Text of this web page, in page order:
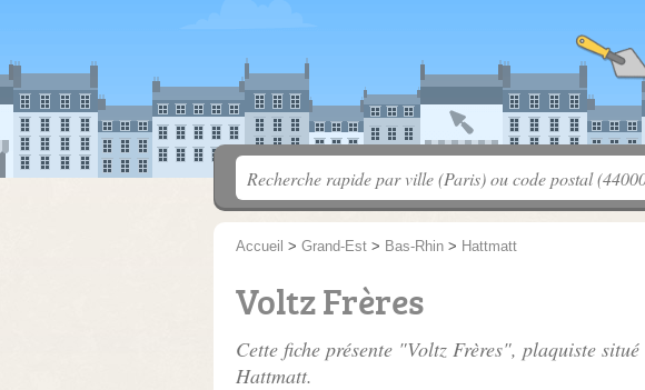
Accueil > Grand-Est > Bas-Rhin > Hattmatt
Voltz Frères
Cette fiche présente "Voltz Frères", plaquiste situé
Hattmatt.